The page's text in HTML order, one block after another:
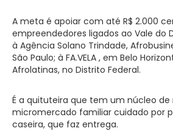
A meta é apoiar com até R$ 2.000
empreendedores ligados ao Vale do
à Agência Solano Trindade,
São Paulo; à FA.VELA , em Belo
Afrolatinas, no Distrito Federal.
É a quituteira que tem um núcleo de
micromercado familiar cuidado por
caseira, que faz entrega.